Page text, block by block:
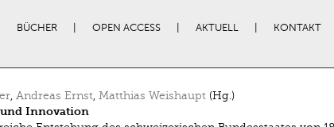
BÜCHER OPEN ACCESS AKTUELL KONTAKT
, Andreas Ernst, Matthias Weishaupt(Hg.)
Innovation